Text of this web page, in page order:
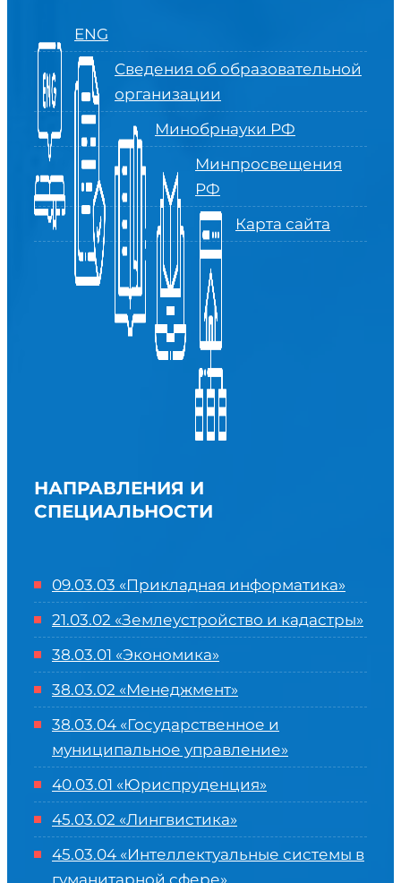
ENG
Сведения об образовательной
организации
Минобрнауки РФ
Минпросвещения
РФ
Карта сайта
НАПРАВЛЕНИЯ И
СПЕЦИАЛЬНОСТИ
09.03.03 «Прикладная информатика»
21.03.02 «Землеустройство и кадастры»
38.03.01 «Экономика»
38.03.02 «Менеджмент»
38.03.04 «Государственное и
муниципальное управление»
40.03.01 «Юриспруденция»
45.03.02 «Лингвистика»
45.03.04 «Интеллектуальные системы в
гуманитарной сфере»